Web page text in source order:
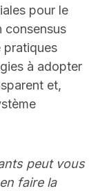
pour le
consensus
pratiques
à adopter
et,
peut vous
faire la